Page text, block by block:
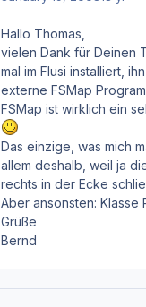
Hallo Thomas,
vielen Dank für Deinen
mal im Flusi installiert,
externe FSMap
FSMap ist wirklich ein
Das einzige, was mich
allem deshalb, weil ja
rechts in der Ecke
Aber ansonsten: Klasse
Grüße
Bernd